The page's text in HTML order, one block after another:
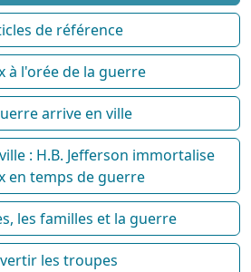
de référence
à l'orée de la guerre
arrive en ville
: H.B. Jefferson immortalise
en temps de guerre
les familles et la guerre
les troupes